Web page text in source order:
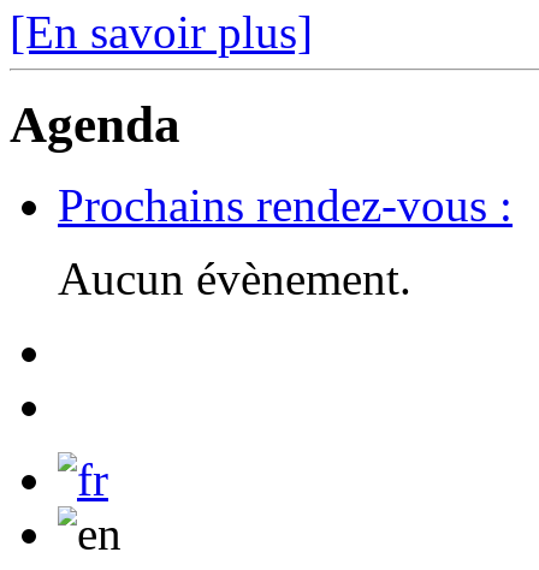
[En savoir plus]
Agenda
Prochains rendez-vous :
Aucun évènement.